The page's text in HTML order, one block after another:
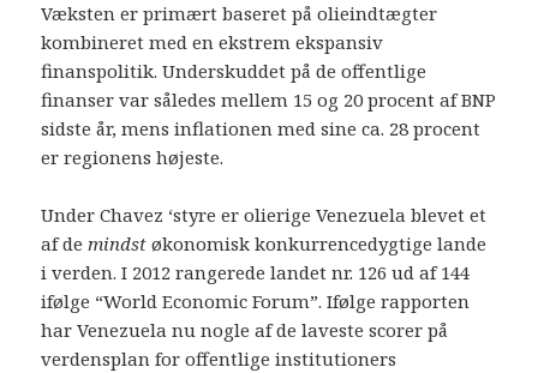
Væksten er primært baseret på olieindtægter
kombineret med en ekstrem ekspansiv
finanspolitik. Underskuddet på de offentlige
finanser var således mellem 15 og 20 procent af BNP
sidste år, mens inflationen med sine ca. 28 procent
er regionens højeste.
Under Chavez ‘styre er olierige Venezuela blevet et
af ​​demindst økonomisk konkurrencedygtige lande
i verden. I 2012 rangerede landet nr. 126 ud af 144
ifølge “World Economic Forum”. Ifølge rapporten
har Venezuela nu nogle af de laveste scorer på
verdensplan for offentlige institutioners